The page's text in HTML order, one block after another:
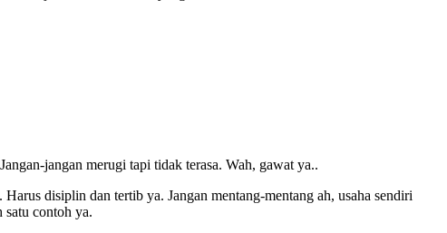
jangan merugi tapi tidak terasa. Wah, gawat ya..
disiplin dan tertib ya. Jangan mentang-mentang ah, usaha sendiri
satu contoh ya.